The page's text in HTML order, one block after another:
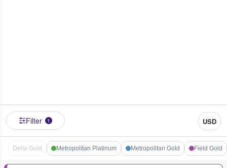
Filter 1 USD
Delta Gold Metropolitan Platinum Metropolitan Gold Field Gold